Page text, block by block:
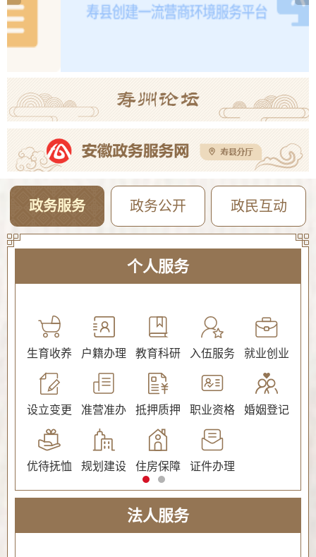
2026年寿县一中新桥校区公开招聘教师体检考察公告 08-05
【曝光·第104期】寿县这些人不戴头盔已被“抓拍”！ 08-04
政务服务 政务公开 政民互动
个人服务
生育收养 户籍办理 教育科研 入伍服务 就业创业
设立变更 准营准办 抵押质押 职业资格 婚姻登记
优待抚恤 规划建设 住房保障 证件办理
法人服务